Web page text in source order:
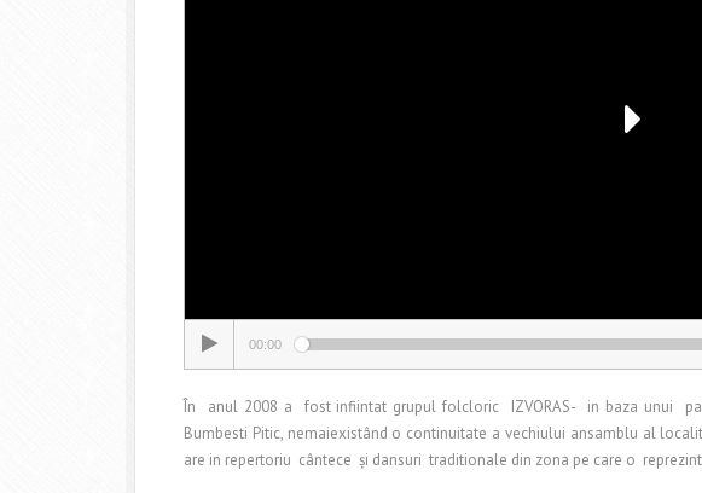
00:00
În anul 2008 a fost infiintat grupul folcloric IZVORAS- in baza unui
Bumbesti Pitic, nemaiexistând o continuitate a vechiului ansamblu al
are in repertoriu cântece și dansuri traditionale din zona pe care o